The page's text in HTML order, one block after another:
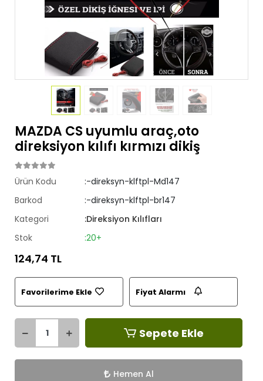
MAZDA CS uyumlu araç,oto
direksiyon kılıfı kırmızı dikiş
Ürün Kodu
:-direksyn-klftpl-Md147
Barkod
:-direksyn-klftpl-br147
Kategori
:Direksiyon Kılıfları
Stok
:20+
124,74 TL
Favorilerime Ekle Fiyat Alarmı
Sepete Ekle
Hemen Al